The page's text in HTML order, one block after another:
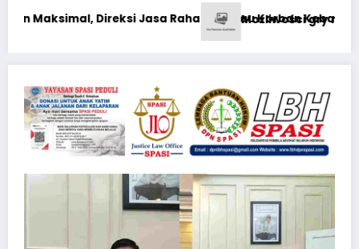
KM Mutiara Sentosa II*
żywo, gdy kasyno Vox 360 jest aktywne1win казино: